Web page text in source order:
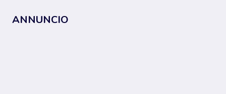
ANNUNCIO